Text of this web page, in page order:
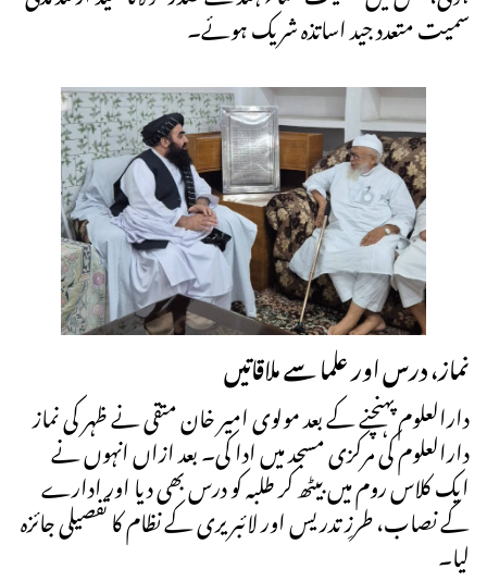
سمیت متعدد جید اساتذہ شریک ہوئے۔
نماز، درس اور علما سے ملاقاتیں
دارالعلوم پہنچنے کے بعد مولوی امیر خان متقی نے ظہر کی نماز
دارالعلوم کی مرکزی مسجد میں ادا کی۔ بعد ازاں انہوں نے
ایک کلاس روم میں بیٹھ کر طلبہ کو درس بھی دیا اور ادارے
کے نصاب، طرزِ تدریس اور لائبریری کے نظام کا تفصیلی جائزہ
لیا۔